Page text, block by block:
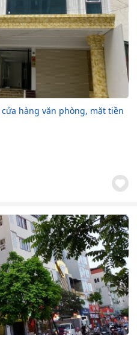
hàng văn phòng, mặt tiền